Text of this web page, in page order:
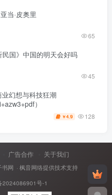
当·皮奥里
65
民国》中国的明天会好吗
45
幻想与科技狂潮
）
￥4.9 128
广告合作 关于我们
书网 · 枫音网络提供技术支持
2024086901号-1